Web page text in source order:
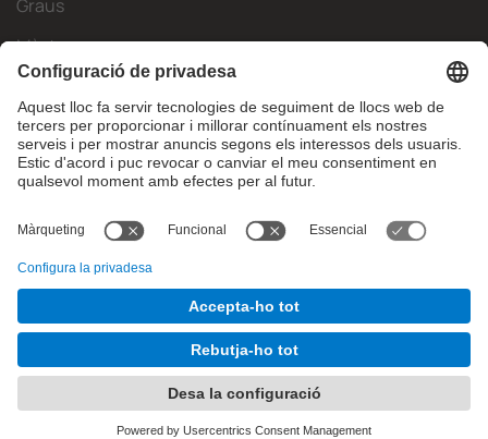
Graus
Màsters
Mobilitat Internacional
Recerca
Empresa
Què necessites?
© Facultat d'Informàtica de Barcelona - Universitat Politècnica
de Catalunya - BarcelonaTech
Avís legal Configuració de privadesa